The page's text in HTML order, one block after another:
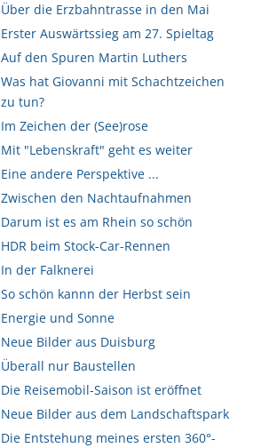
Über die Erzbahntrasse in den Mai
Erster Auswärtssieg am 27. Spieltag
Auf den Spuren Martin Luthers
Was hat Giovanni mit Schachtzeichen
zu tun?
Im Zeichen der (See)rose
Mit "Lebenskraft" geht es weiter
Eine andere Perspektive ...
Zwischen den Nachtaufnahmen
Darum ist es am Rhein so schön
HDR beim Stock-Car-Rennen
In der Falknerei
So schön kannn der Herbst sein
Energie und Sonne
Neue Bilder aus Duisburg
Überall nur Baustellen
Die Reisemobil-Saison ist eröffnet
Neue Bilder aus dem Landschaftspark
Die Entstehung meines ersten 360°-